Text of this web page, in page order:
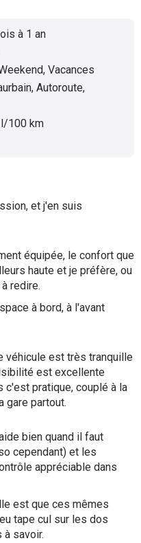
à 1 an
Vacances
Autoroute,
100 km
et j'en suis
équipée, le confort que
haute et je préfère, ou
redire.
à bord, à l'avant
véhicule est très tranquille
est excellente
c'est pratique, couplé à la
gare partout.
bien quand il faut
cependant) et les
appréciable dans
est que ces mêmes
tape cul sur les dos
à savoir.